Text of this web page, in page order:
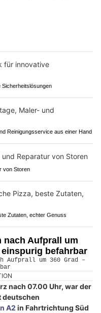
Sicherheitslösungen
Reinigungsservice aus einer Hand
von Storen
Zutaten, echter Genuss
nach Aufprall um
befahrbar
nach 07.00 Uhr, war der
deutschen
A2 in Fahrtrichtung Süd